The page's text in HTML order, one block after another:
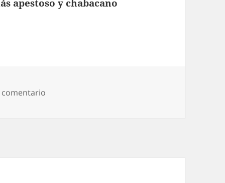
apestoso y chabacano
comentario